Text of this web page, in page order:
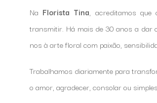
Na Florista Tina, acreditamos
transmitir. Há mais de 30 anos a dar
nos à arte floral com paixão,
Trabalhamos diariamente para
o amor, agradecer, consolar ou